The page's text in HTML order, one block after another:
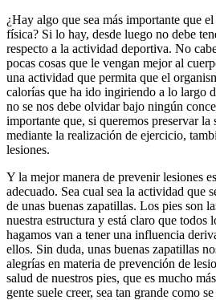
¿Hay algo que sea más importante que
física? Si lo hay, desde luego no debe
respecto a la actividad deportiva. No
pocas cosas que le vengan mejor al
una actividad que permita que el
calorías que ha ido ingiriendo a lo largo
no se nos debe olvidar bajo ningún
importante que, si queremos preservar
mediante la realización de ejercicio,
lesiones.
Y la mejor manera de prevenir lesiones
adecuado. Sea cual sea la actividad que
de unas buenas zapatillas. Los pies son
nuestra estructura y está claro que todos
hagamos van a tener una influencia
ellos. Sin duda, unas buenas zapatillas
alegrías en materia de prevención de
salud de nuestros pies, que es mucho
gente suele creer, sea tan grande como